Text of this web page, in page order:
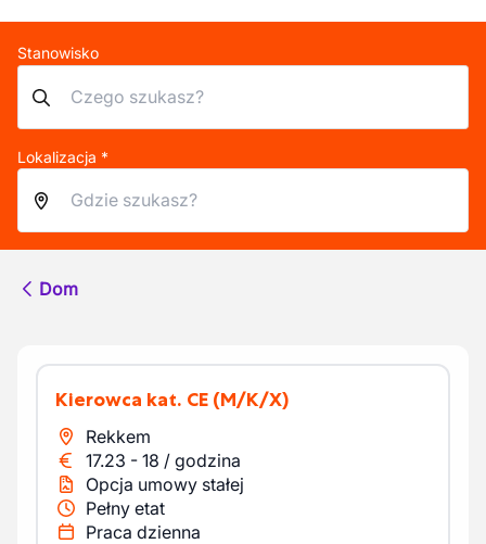
Stanowisko
Lokalizacja *
Dom
Kierowca kat. CE (M/K/X)
Rekkem
17.23 - 18 / godzina
Opcja umowy stałej
Pełny etat
Praca dzienna